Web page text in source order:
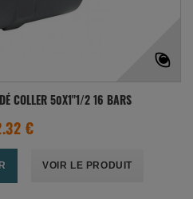
COLLER 50X1"1/2 16 BARS
€
VOIR LE PRODUIT